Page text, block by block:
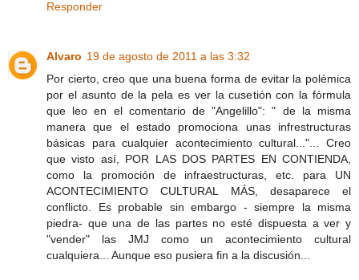
Responder
Alvaro 19 de agosto de 2011 a las 3:32
Por cierto, creo que una buena forma de evitar la polémica
por el asunto de la pela es ver la cusetión con la fórmula
que leo en el comentario de "Angelillo": " de la misma
manera que el estado promociona unas infrestructuras
básicas para cualquier acontecimiento cultural..."... Creo
que visto así, POR LAS DOS PARTES EN CONTIENDA,
como la promoción de infraestructuras, etc. para UN
ACONTECIMIENTO CULTURAL MÁS, desaparece el
conflicto. Es probable sin embargo - siempre la misma
piedra- que una de las partes no esté dispuesta a ver y
"vender" las JMJ como un acontecimiento cultural
cualquiera... Aunque eso pusiera fin a la discusión...